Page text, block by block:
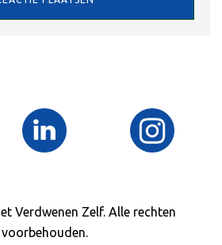
Verdwenen Zelf. Alle rechten
voorbehouden.